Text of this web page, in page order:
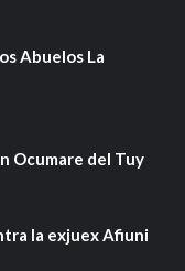
Abuelos La
Ocumare del Tuy
la exjuex Afiuni